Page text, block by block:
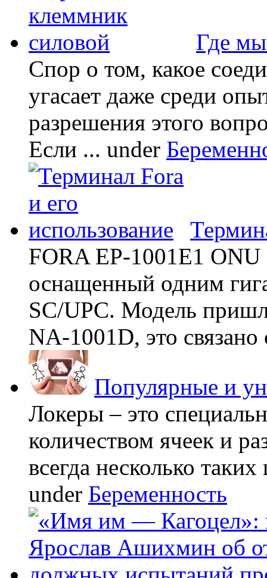
Где
Спор о том, какое
угасает даже среди
разрешения этого
Если ... under
FORA EP-1001E1 ONU
оснащенный одним
SC/UPC. Модель
NA-1001D, это связано
Популярные и
Локеры – это
количеством ячеек и
всегда несколько
under Беременность